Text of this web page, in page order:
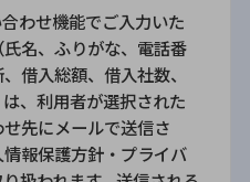
わせ機能でご入力いた
名、ふりがな、電話番
借入総額、借入社数、
、利用者が選択された
先にメールで送信さ
報保護方針・プライバ